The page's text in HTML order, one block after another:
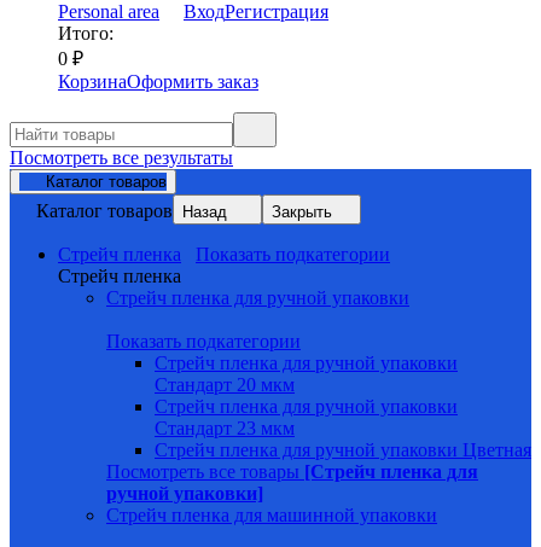
Personal area ВходРегистрация
Итого:
0 ₽
КорзинаОформить заказ
Посмотреть все результаты
Каталог товаров
Каталог товаров Назад Закрыть
Стрейч пленка
Показать подкатегории
Стрейч пленка
Стрейч пленка для ручной упаковки
Показать подкатегории
Стрейч пленка для ручной упаковки
Стандарт 20 мкм
Стрейч пленка для ручной упаковки
Стандарт 23 мкм
Стрейч пленка для ручной упаковки Цветная
Посмотреть все товары [Стрейч пленка для
ручной упаковки]
Стрейч пленка для машинной упаковки